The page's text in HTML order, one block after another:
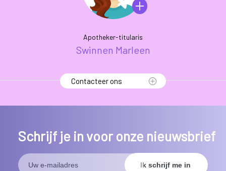
Apotheker-titularis
Swinnen Marleen
Contacteer ons
Schrijf je in voor onze nieuwsbrief